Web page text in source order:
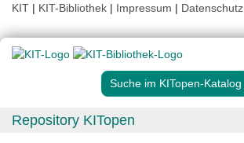
KIT | KIT-Bibliothek | Impressum | Datenschutz
Suche im KITopen-Katalog
Repository KITopen